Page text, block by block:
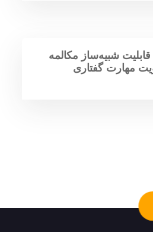
شبیه‌ساز مکالمه
مهارت گفتاری